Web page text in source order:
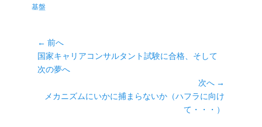
ー
基盤
投
稿
ナ
ゲ
← 前へ
前
の
稿:
国家キャリアコンサルタント試験に合格、そして
次の夢へ
次へ →
メカニズムにいかに捕まらないか（ハフラに向け
て・・・）